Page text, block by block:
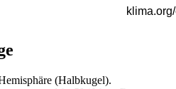
(Halbkugel).